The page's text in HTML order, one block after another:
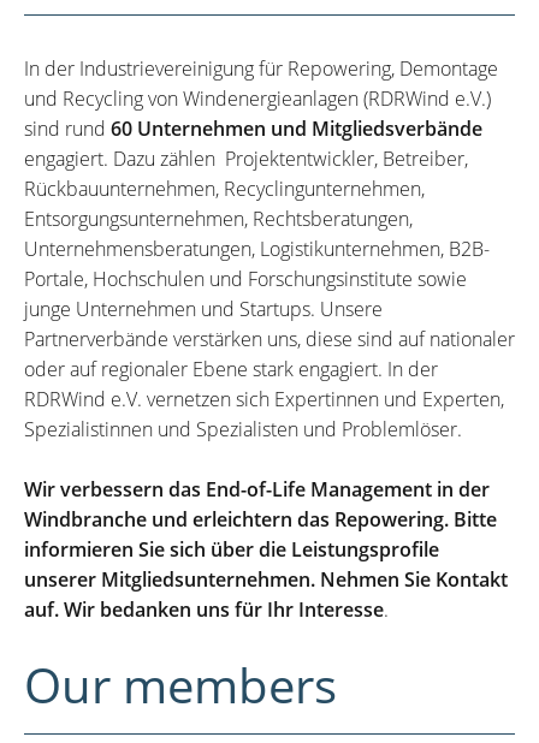
In der Industrievereinigung für Repowering, Demontage
und Recycling von Windenergieanlagen (RDRWind e.V.)
sind rund 60 Unternehmen und Mitgliedsverbände
engagiert. Dazu zählen Projektentwickler, Betreiber,
Rückbauunternehmen, Recyclingunternehmen,
Entsorgungsunternehmen, Rechtsberatungen,
Unternehmensberatungen, Logistikunternehmen, B2B-
Portale, Hochschulen und Forschungsinstitute sowie
junge Unternehmen und Startups. Unsere
Partnerverbände verstärken uns, diese sind auf nationaler
oder auf regionaler Ebene stark engagiert. In der
RDRWind e.V. vernetzen sich Expertinnen und Experten,
Spezialistinnen und Spezialisten und Problemlöser.
Wir verbessern das End-of-Life Management in der
Windbranche und erleichtern das Repowering. Bitte
informieren Sie sich über die Leistungsprofile
unserer Mitgliedsunternehmen. Nehmen Sie Kontakt
auf. Wir bedanken uns für Ihr Interesse.
Our members